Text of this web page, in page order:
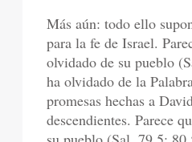
Más aún: todo ello
para la fe de Israel.
olvidado de su pueblo
ha olvidado de la
promesas hechas a
descendientes. Parece